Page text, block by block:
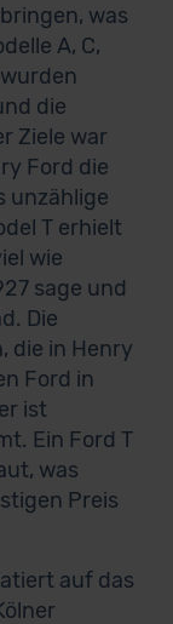
was
A, C,
die
Ziele war
Ford die
unzählige
T erhielt
wie
sage und
Die
die in Henry
Ford in
ist
Ein Ford T
was
Preis
auf das